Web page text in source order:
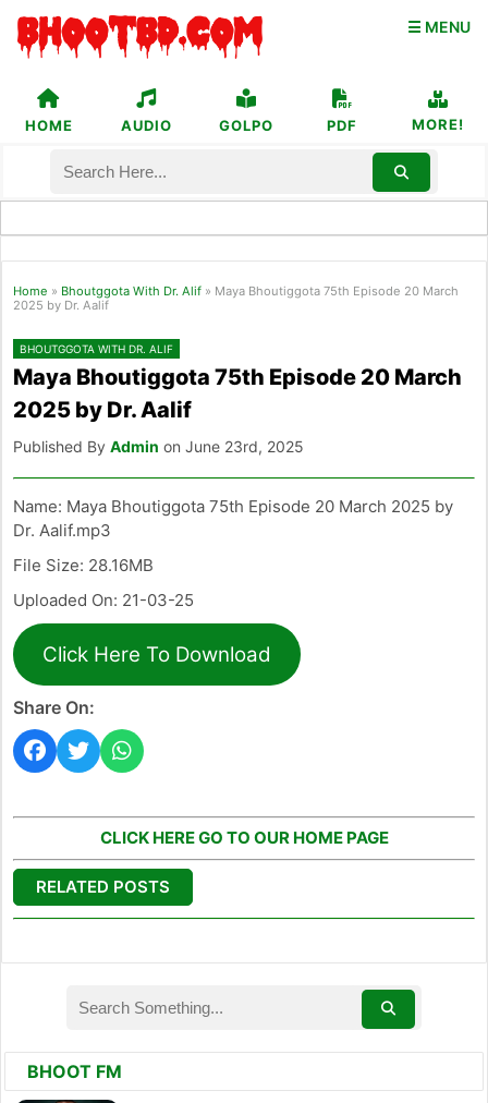
☰ MENU
HOME AUDIO GOLPO PDF MORE!
Home » Bhoutggota With Dr. Alif » Maya Bhoutiggota 75th Episode 20 March
2025 by Dr. Aalif
BHOUTGGOTA WITH DR. ALIF
Maya Bhoutiggota 75th Episode 20 March
2025 by Dr. Aalif
Published By Admin on June 23rd, 2025
Name: Maya Bhoutiggota 75th Episode 20 March 2025 by
Dr. Aalif.mp3
File Size: 28.16MB
Uploaded On: 21-03-25
Click Here To Download
Share On:
CLICK HERE GO TO OUR HOME PAGE
RELATED POSTS
BHOOT FM